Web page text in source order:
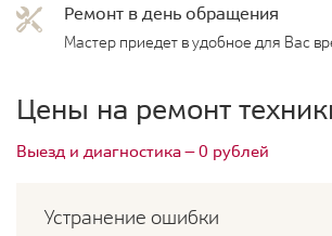
Ремонт в день обращения
Мастер приедет в удобное для Вас
Цены на ремонт
Выезд и диагностика — 0 рублей
Устранение ошибки